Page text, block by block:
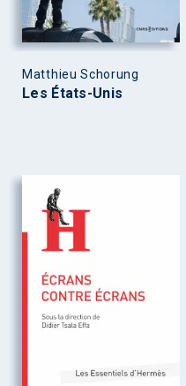
Matthieu Schorung
Les États-Unis